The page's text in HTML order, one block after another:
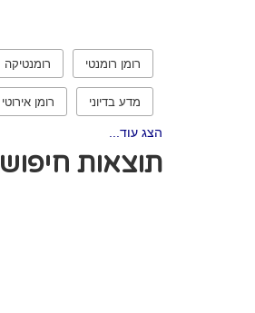
רומן רומנטי רומנטיקה
מדע בדיוני רומן אירוטי
הצג עוד...
תוצאות חיפוש